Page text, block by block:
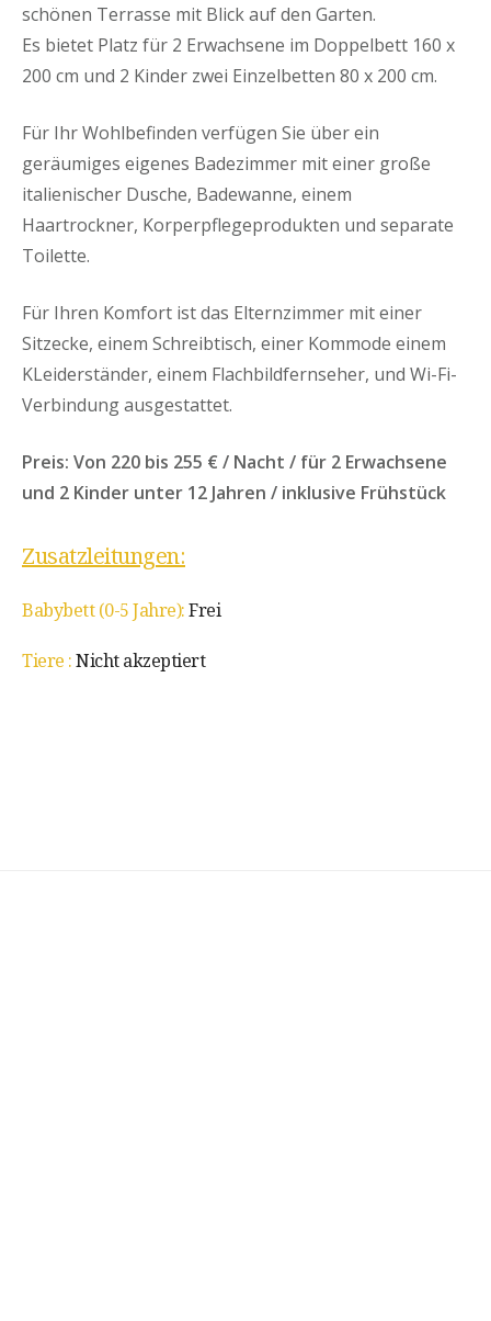
schönen Terrasse mit Blick auf den Garten.
Es bietet Platz für 2 Erwachsene im Doppelbett 160 x
200 cm und 2 Kinder zwei Einzelbetten 80 x 200 cm.
Für Ihr Wohlbefinden verfügen Sie über ein
geräumiges eigenes Badezimmer mit einer große
italienischer Dusche, Badewanne, einem
Haartrockner, Korperpflegeprodukten und separate
Toilette.
Für Ihren Komfort ist das Elternzimmer mit einer
Sitzecke, einem Schreibtisch, einer Kommode einem
KLeiderständer, einem Flachbildfernseher, und Wi-Fi-
Verbindung ausgestattet.
Preis: Von 220 bis 255 € / Nacht / für 2 Erwachsene
und 2 Kinder unter 12 Jahren / inklusive Frühstück
Zusatzleitungen:
Babybett (0-5 Jahre):Frei
Tiere :Nicht akzeptiert